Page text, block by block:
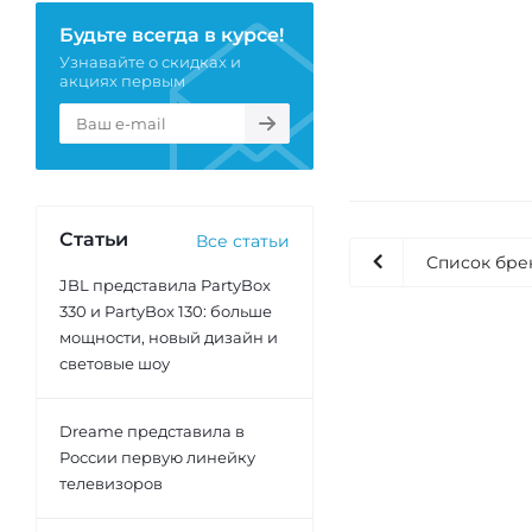
Список
Будьте всегда в курсе!
Узнавайте о скидках и
акциях первым
Статьи Все статьи
JBL представила PartyBox
330 и PartyBox 130: больше
мощности, новый дизайн и
световые шоу
Dreame представила в
России первую линейку
телевизоров